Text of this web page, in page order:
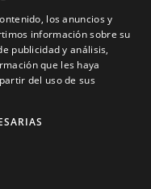
los anuncios y
información sobre su
publicidad y análisis,
que les haya
del uso de sus